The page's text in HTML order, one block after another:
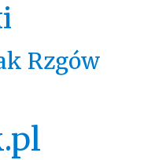
Rzgów